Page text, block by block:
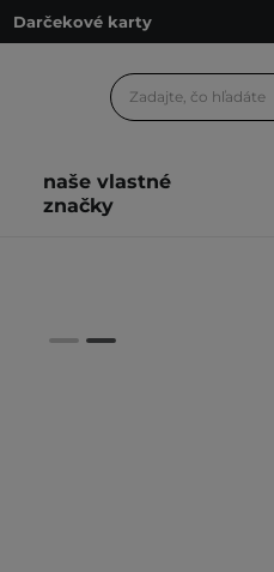
Darčekové karty
Odmeňovací program
Darčekové karty
naše vlastné
značky